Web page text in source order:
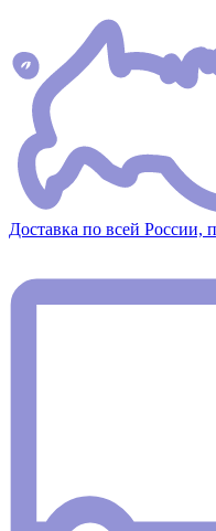
Доставка по всей